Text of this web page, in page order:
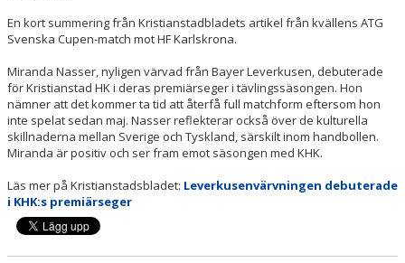
En kort summering från Kristianstadbladets artikel från kvällens ATG
Svenska Cupen-match mot HF Karlskrona.
Miranda Nasser, nyligen värvad från Bayer Leverkusen, debuterade
för Kristianstad HK i deras premiärseger i tävlingssäsongen. Hon
nämner att det kommer ta tid att återfå full matchform eftersom hon
inte spelat sedan maj. Nasser reflekterar också över de kulturella
skillnaderna mellan Sverige och Tyskland, särskilt inom handbollen.
Miranda är positiv och ser fram emot säsongen med KHK.
Läs mer på Kristianstadsbladet: Leverkusenvärvningen debuterade
i KHK:s premiärseger